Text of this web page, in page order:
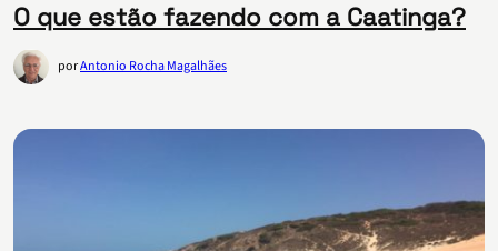
O que estão fazendo com a Caatinga?
porAntonio Rocha Magalhães